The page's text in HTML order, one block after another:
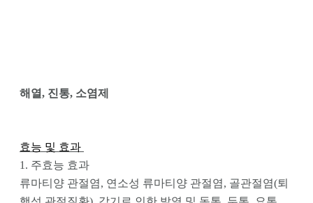
해열, 진통, 소염제
효능 및 효과
1. 주효능 효과
류마티양 관절염, 연소성 류마티양 관절염, 골관절염(퇴